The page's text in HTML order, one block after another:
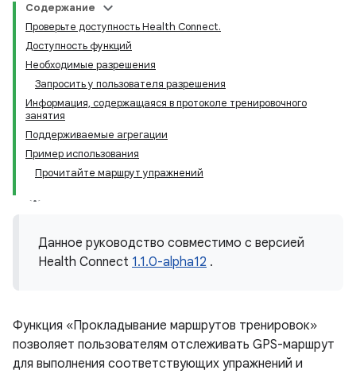
Содержание
Проверьте доступность Health Connect.
Доступность функций
Необходимые разрешения
Запросить у пользователя разрешения
Информация, содержащаяся в протоколе тренировочного
занятия
Поддерживаемые агрегации
Пример использования
Прочитайте маршрут упражнений
Данное руководство совместимо с версией
Health Connect 1.1.0-alpha12 .
Функция «Прокладывание маршрутов тренировок»
позволяет пользователям отслеживать GPS-маршрут
для выполнения соответствующих упражнений и